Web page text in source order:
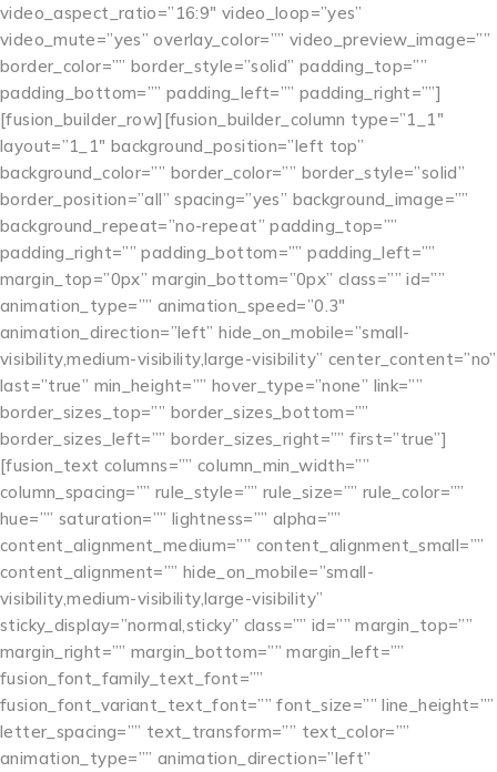
video_aspect_ratio=”16:9″ video_loop=”yes”
video_mute=”yes” overlay_color=”” video_preview_image=””
border_color=”” border_style=”solid” padding_top=””
padding_bottom=”” padding_left=”” padding_right=””]
[fusion_builder_row][fusion_builder_column type=”1_1″
layout=”1_1″ background_position=”left top”
background_color=”” border_color=”” border_style=”solid”
border_position=”all” spacing=”yes” background_image=””
background_repeat=”no-repeat” padding_top=””
padding_right=”” padding_bottom=”” padding_left=””
margin_top=”0px” margin_bottom=”0px” class=”” id=””
animation_type=”” animation_speed=”0.3″
animation_direction=”left” hide_on_mobile=”small-
visibility,medium-visibility,large-visibility” center_content=”no”
last=”true” min_height=”” hover_type=”none” link=””
border_sizes_top=”” border_sizes_bottom=””
border_sizes_left=”” border_sizes_right=”” first=”true”]
[fusion_text columns=”” column_min_width=””
column_spacing=”” rule_style=”” rule_size=”” rule_color=””
hue=”” saturation=”” lightness=”” alpha=””
content_alignment_medium=”” content_alignment_small=””
content_alignment=”” hide_on_mobile=”small-
visibility,medium-visibility,large-visibility”
sticky_display=”normal,sticky” class=”” id=”” margin_top=””
margin_right=”” margin_bottom=”” margin_left=””
fusion_font_family_text_font=””
fusion_font_variant_text_font=”” font_size=”” line_height=””
letter_spacing=”” text_transform=”” text_color=””
animation_type=”” animation_direction=”left”